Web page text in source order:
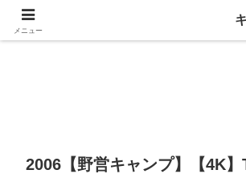
2006【野営キャンプ】【4K
メニュー